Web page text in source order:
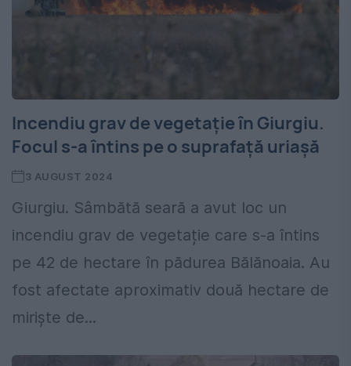
Incendiu grav de vegetație în Giurgiu.
Focul s-a întins pe o suprafață uriașă
3 AUGUST 2024
Giurgiu. Sâmbătă seară a avut loc un
incendiu grav de vegetație care s-a întins
pe 42 de hectare în pădurea Bălănoaia. Au
fost afectate aproximativ două hectare de
miriște de...